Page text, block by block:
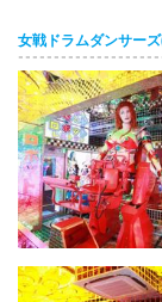
女戦ドラムダンサー